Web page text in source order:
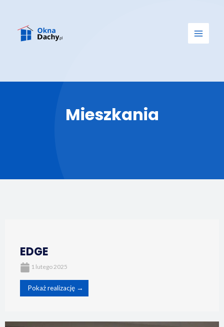
Mieszkania
EDGE
1 lutego 2025
Pokaż realizację →